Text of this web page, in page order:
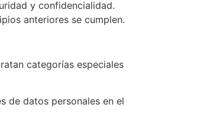
y confidencialidad.
anteriores se cumplen.
categorías especiales
de datos personales en el